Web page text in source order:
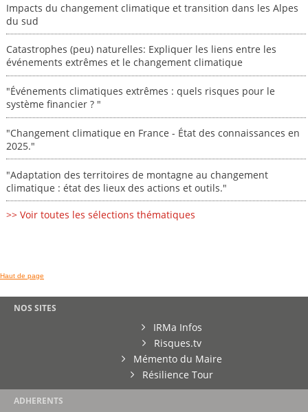
Impacts du changement climatique et transition dans les Alpes
du sud
Catastrophes (peu) naturelles: Expliquer les liens entre les
événements extrêmes et le changement climatique
"Événements climatiques extrêmes : quels risques pour le
système financier ? "
"Changement climatique en France - État des connaissances en
2025."
"Adaptation des territoires de montagne au changement
climatique : état des lieux des actions et outils."
>> Voir toutes les sélections thématiques
Haut de page
NOS SITES
IRMa Infos
Risques.tv
Mémento du Maire
Résilience Tour
ADHERENTS